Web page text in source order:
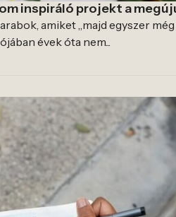
inspiráló projekt a
amiket „majd egyszer
évek óta nem...